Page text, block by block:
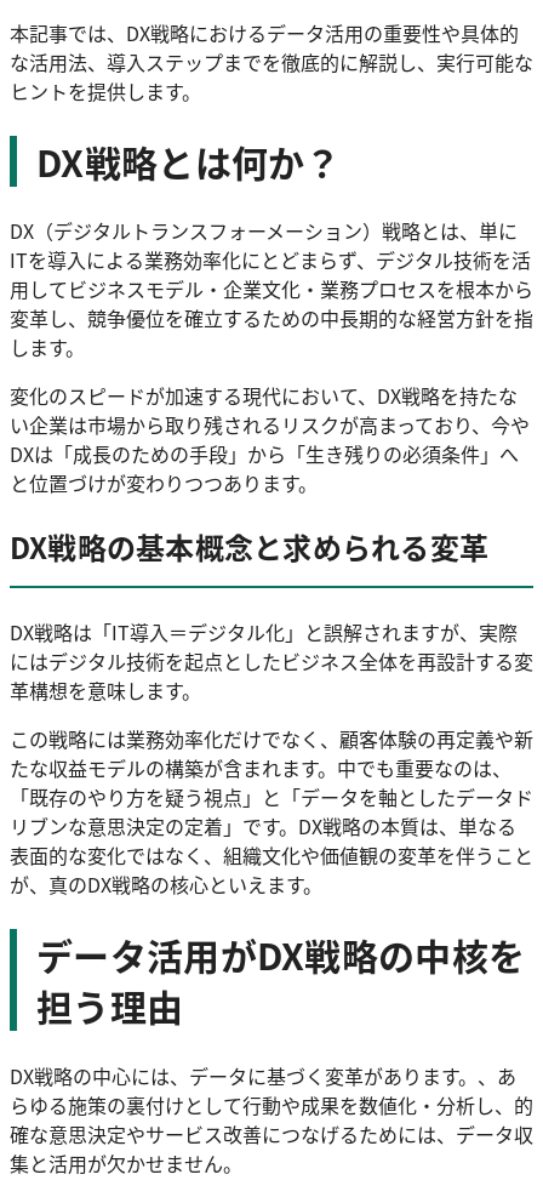
本記事では、DX戦略におけるデータ活用の重要性や具体的
な活用法、導入ステップまでを徹底的に解説し、実行可能な
ヒントを提供します。
DX戦略とは何か？
DX（デジタルトランスフォーメーション）戦略とは、単に
ITを導入による業務効率化にとどまらず、デジタル技術を活
用してビジネスモデル・企業文化・業務プロセスを根本から
変革し、競争優位を確立するための中長期的な経営方針を指
します。
変化のスピードが加速する現代において、DX戦略を持たな
い企業は市場から取り残されるリスクが高まっており、今や
DXは「成長のための手段」から「生き残りの必須条件」へ
と位置づけが変わりつつあります。
DX戦略の基本概念と求められる変革
DX戦略は「IT導入＝デジタル化」と誤解されますが、実際
にはデジタル技術を起点としたビジネス全体を再設計する変
革構想を意味します。
この戦略には業務効率化だけでなく、顧客体験の再定義や新
たな収益モデルの構築が含まれます。中でも重要なのは、
「既存のやり方を疑う視点」と「データを軸としたデータド
リブンな意思決定の定着」です。DX戦略の本質は、単なる
表面的な変化ではなく、組織文化や価値観の変革を伴うこと
が、真のDX戦略の核心といえます。
データ活用がDX戦略の中核を
担う理由
DX戦略の中心には、データに基づく変革があります。、あ
らゆる施策の裏付けとして行動や成果を数値化・分析し、的
確な意思決定やサービス改善につなげるためには、データ収
集と活用が欠かせません。